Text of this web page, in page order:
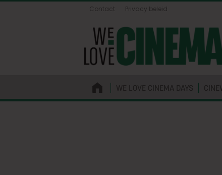
Contact Privacy beleid
WE LOVE CINEMA DAYS